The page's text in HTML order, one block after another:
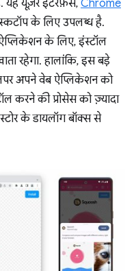
यह यूज़र इंटरफ़ेस, Chrome
के लिए उपलब्ध है.
के लिए, इंस्टॉल
रहेगा. हालांकि, इस बड़े
अपने वेब ऐप्लिकेशन को
करने की प्रोसेस को ज़्यादा
के डायलॉग बॉक्स से